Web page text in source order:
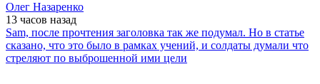
Олег Назаренко
13 часов назад
Sam, после прочтения заголовка так же подумал. Но в статье
сказано, что это было в рамках учений, и солдаты думали что
стреляют по выброшенной ими цели